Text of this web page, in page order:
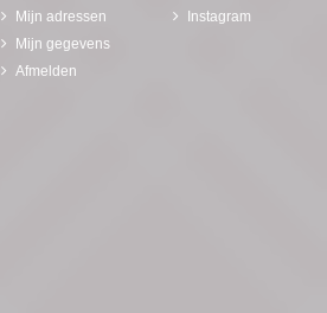
Mijn adressen
Mijn gegevens
Afmelden
Instagram